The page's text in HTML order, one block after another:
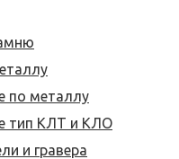
по металлу
тип КЛТ и КЛО
и гравера